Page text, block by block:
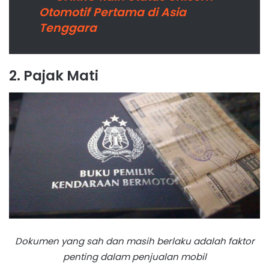
Otomotif Pertama di Asia
Tenggara
2. Pajak Mati
Dokumen yang sah dan masih berlaku adalah faktor
penting dalam penjualan mobil